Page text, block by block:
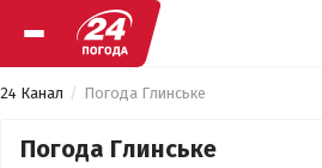
24 Канал Погода Глинське
Погода Глинське